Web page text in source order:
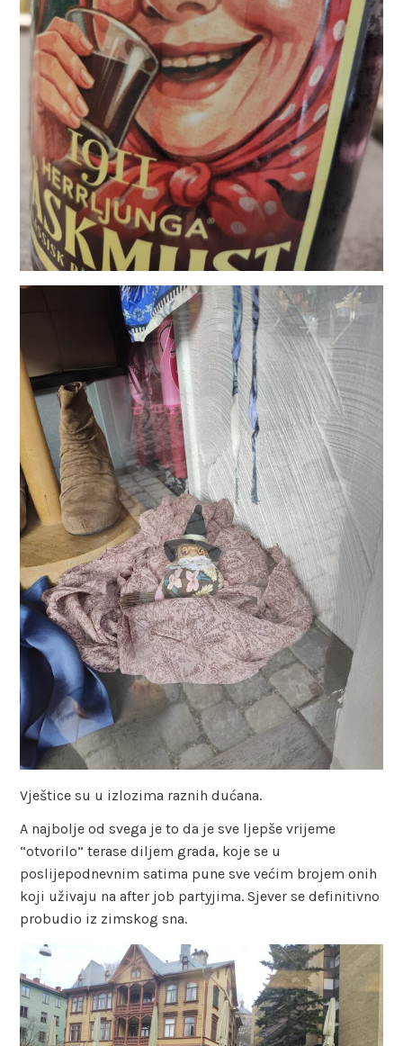
Vještice su u izlozima raznih dućana.
A najbolje od svega je to da je sve ljepše vrijeme
“otvorilo” terase diljem grada, koje se u
poslijepodnevnim satima pune sve većim brojem onih
koji uživaju na after job partyjima. Sjever se definitivno
probudio iz zimskog sna.